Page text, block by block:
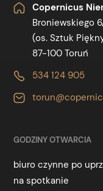
Copernicus
Broniewskiego
(os. Sztuk
87-100 Toruń
534 124 905
GODZINY OTWARCIA
biuro czynne po
na spotkanie